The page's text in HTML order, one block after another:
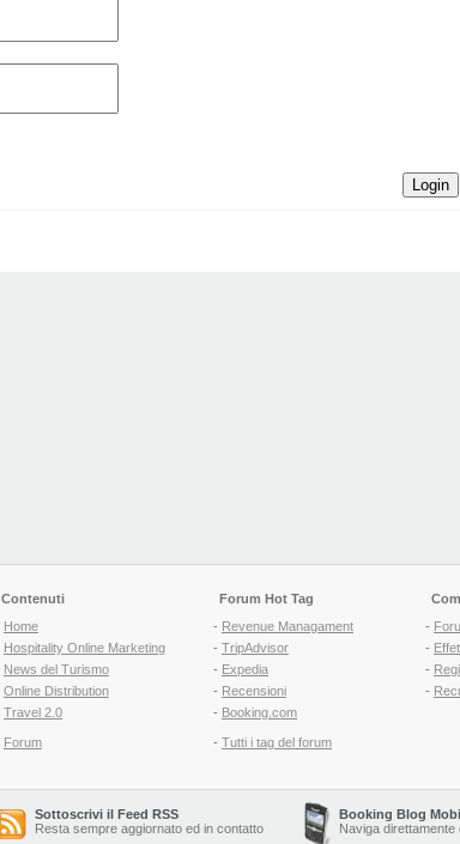
Login
Contenuti
Home
Hospitality Online Marketing
News del Turismo
Online Distribution
Travel 2.0
Forum
Forum Hot Tag
- Revenue Managament
- TripAdvisor
- Expedia
- Recensioni
- Booking.com
- Tutti i tag del forum
-
-
-
-
Sottoscrivi il Feed RSS
Resta sempre aggiornato ed in contatto
Booking Blog
Naviga direttamente